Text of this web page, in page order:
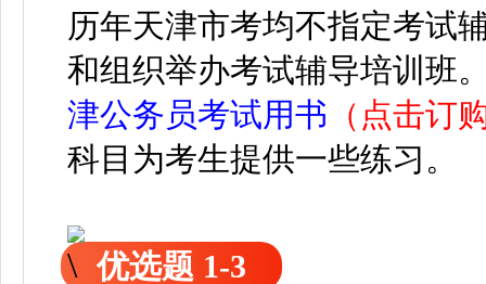
历年天津市考均不指定考试
和组织举办考试辅导培训班
津公务员考试用书 （点击订
科目为考生提供一些练习。
优选题 1-3